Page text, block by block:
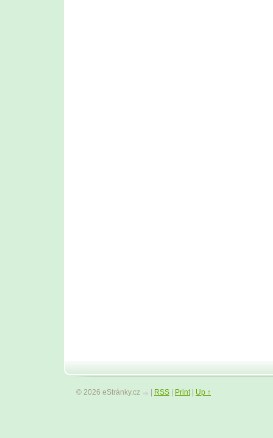
© 2026 eStránky.cz RSS Print| Up ↑